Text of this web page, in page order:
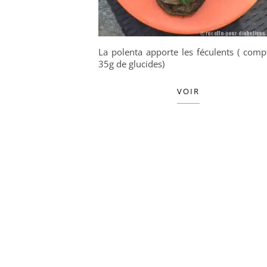
La polenta apporte les féculents (
35g de glucides)
VOIR